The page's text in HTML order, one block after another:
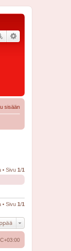
sisään
• Sivu 1/1
• Sivu 1/1